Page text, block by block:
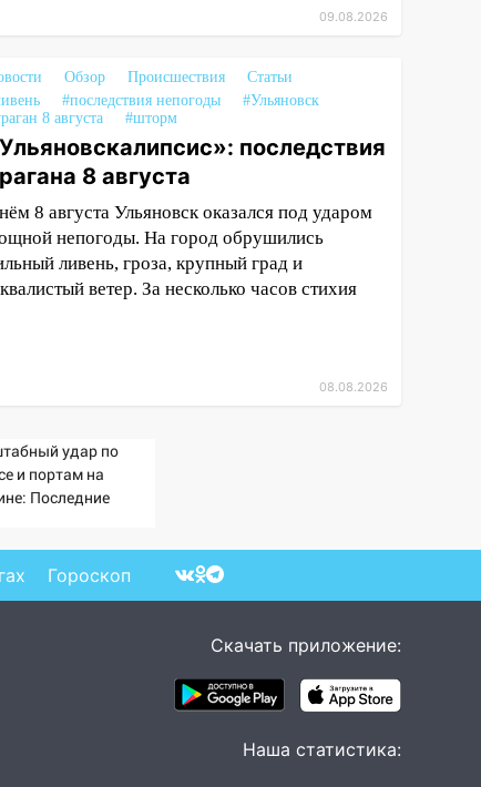
09.08.2026
Обзор Происшествия
Статьи
#последствия непогоды
#Ульяновск
8 августа
#шторм
последствия
8 августа
8 августа Ульяновск оказался под ударом
непогоды. На город обрушились
ливень, гроза, крупный град и
ветер. За несколько часов стихия
08.08.2026
удар по
и портам на
Последние
Гороскоп
Скачать приложение:
Наша статистика: